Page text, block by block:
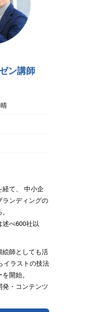
ン講師
経て、 中小企
ンディングの
べ600社以
絵師としても活
イラストの技法
開始。
・コンテンツ